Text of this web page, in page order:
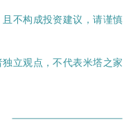
不构成投资建议，请谨慎
立观点，不代表米塔之家